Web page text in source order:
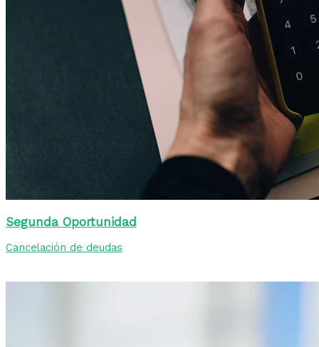
Segunda Oportunidad
Cancelación de deudas